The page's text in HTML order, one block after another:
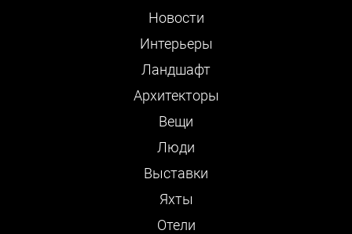
Новости
Интерьеры
Ландшафт
Архитекторы
Вещи
Люди
Выставки
Яхты
Отели